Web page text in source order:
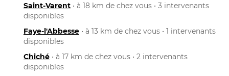
Saint-Varent • à 18 km de chez vous • 3 intervenants
disponibles
Faye-l'Abbesse • à 13 km de chez vous • 1 intervenants
disponibles
Chiché • à 17 km de chez vous • 2 intervenants
disponibles